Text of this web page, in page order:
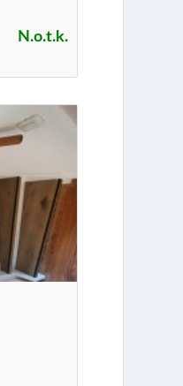
N.o.t.k.